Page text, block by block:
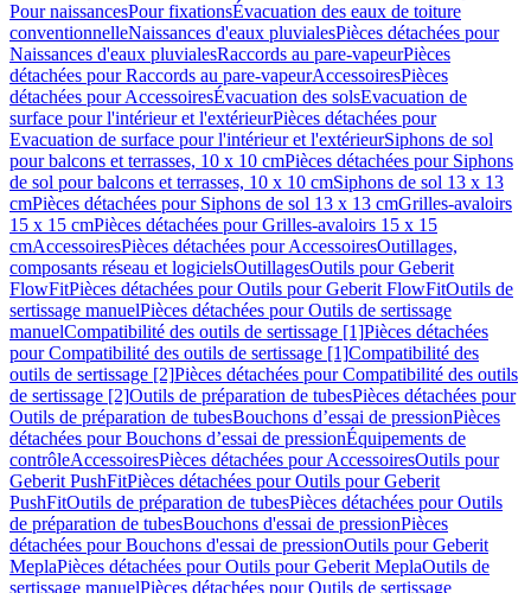
Pour naissancesPour fixationsÉvacuation des eaux de toiture
conventionnelleNaissances d'eaux pluvialesPièces détachées pour
Naissances d'eaux pluvialesRaccords au pare-vapeurPièces
détachées pour Raccords au pare-vapeurAccessoiresPièces
détachées pour AccessoiresÉvacuation des solsEvacuation de
surface pour l'intérieur et l'extérieurPièces détachées pour
Evacuation de surface pour l'intérieur et l'extérieurSiphons de sol
pour balcons et terrasses, 10 x 10 cmPièces détachées pour Siphons
de sol pour balcons et terrasses, 10 x 10 cmSiphons de sol 13 x 13
cmPièces détachées pour Siphons de sol 13 x 13 cmGrilles-avaloirs
15 x 15 cmPièces détachées pour Grilles-avaloirs 15 x 15
cmAccessoiresPièces détachées pour AccessoiresOutillages,
composants réseau et logicielsOutillagesOutils pour Geberit
FlowFitPièces détachées pour Outils pour Geberit FlowFitOutils de
sertissage manuelPièces détachées pour Outils de sertissage
manuelCompatibilité des outils de sertissage [1]Pièces détachées
pour Compatibilité des outils de sertissage [1]Compatibilité des
outils de sertissage [2]Pièces détachées pour Compatibilité des outils
de sertissage [2]Outils de préparation de tubesPièces détachées pour
Outils de préparation de tubesBouchons d’essai de pressionPièces
détachées pour Bouchons d’essai de pressionÉquipements de
contrôleAccessoiresPièces détachées pour AccessoiresOutils pour
Geberit PushFitPièces détachées pour Outils pour Geberit
PushFitOutils de préparation de tubesPièces détachées pour Outils
de préparation de tubesBouchons d'essai de pressionPièces
détachées pour Bouchons d'essai de pressionOutils pour Geberit
MeplaPièces détachées pour Outils pour Geberit MeplaOutils de
sertissage manuelPièces détachées pour Outils de sertissage